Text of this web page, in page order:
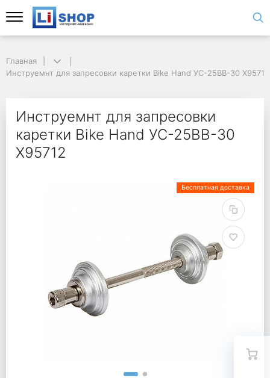
Главная
Инструемнт для запресовки каретки Bike Hand УС-25BB-30 Х95712
Инструемнт для запресовки
каретки Bike Hand УС-25BB-30
Х95712
Бесплатная доставка